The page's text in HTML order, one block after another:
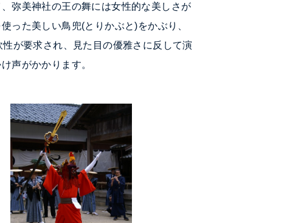
弥美神社の王の舞には女性的な美しさが
った美しい鳥兜(とりかぶと)をかぶり、
が要求され、見た目の優雅さに反して演
声がかかります。